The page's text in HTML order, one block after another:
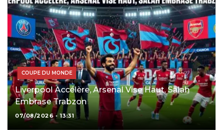
COUPE DU MONDE
Liverpool Accélère, Arsenal Vise Haut, Salah
Embrase Trabzon
07/08/2026 - 13:31